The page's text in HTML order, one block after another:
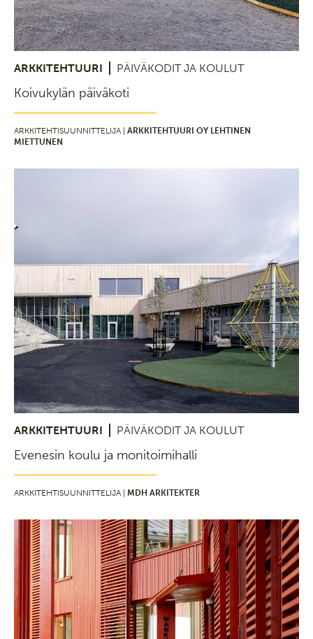
ARKKITEHTUURI PÄIVÄKODIT JA KOULUT
Koivukylän päiväkoti
ARKKITEHTISUUNNITTELIJA | ARKKITEHTUURI OY LEHTINEN
MIETTUNEN
ARKKITEHTUURI PÄIVÄKODIT JA KOULUT
Evenesin koulu ja monitoimihalli
ARKKITEHTISUUNNITTELIJA | MDH ARKITEKTER